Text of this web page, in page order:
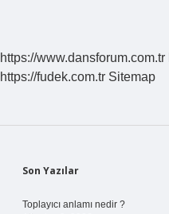
https://www.dansforum.com.tr
https://fudek.com.tr Sitemap
Sidebar
Son Yazılar
Toplayıcı anlamı nedir ?